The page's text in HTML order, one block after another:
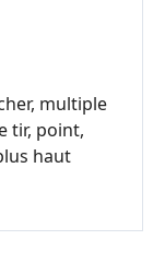
multiple
tir, point,
haut